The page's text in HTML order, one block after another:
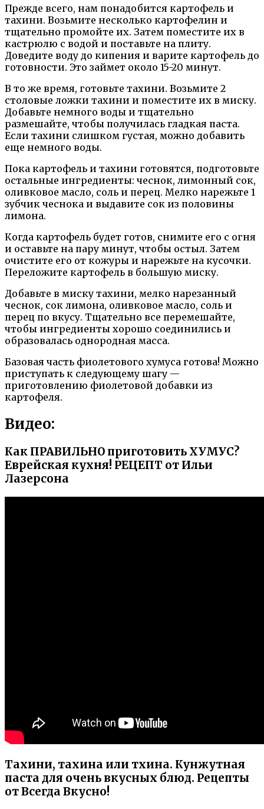
Прежде всего, нам понадобится картофель и
тахини. Возьмите несколько картофелин и
тщательно промойте их. Затем поместите их в
кастрюлю с водой и поставьте на плиту.
Доведите воду до кипения и варите картофель до
готовности. Это займет около 15-20 минут.
В то же время, готовьте тахини. Возьмите 2
столовые ложки тахини и поместите их в миску.
Добавьте немного воды и тщательно
размешайте, чтобы получилась гладкая паста.
Если тахини слишком густая, можно добавить
еще немного воды.
Пока картофель и тахини готовятся, подготовьте
остальные ингредиенты: чеснок, лимонный сок,
оливковое масло, соль и перец. Мелко нарежьте 1
зубчик чеснока и выдавите сок из половины
лимона.
Когда картофель будет готов, снимите его с огня
и оставьте на пару минут, чтобы остыл. Затем
очистите его от кожуры и нарежьте на кусочки.
Переложите картофель в большую миску.
Добавьте в миску тахини, мелко нарезанный
чеснок, сок лимона, оливковое масло, соль и
перец по вкусу. Тщательно все перемешайте,
чтобы ингредиенты хорошо соединились и
образовалась однородная масса.
Базовая часть фиолетового хумуса готова! Можно
приступать к следующему шагу —
приготовлению фиолетовой добавки из
картофеля.
Видео:
Как ПРАВИЛЬНО приготовить ХУМУС?
Еврейская кухня! РЕЦЕПТ от Ильи
Лазерсона
Тахини, тахина или тхина. Кунжутная
паста для очень вкусных блюд. Рецепты
от Всегда Вкусно!